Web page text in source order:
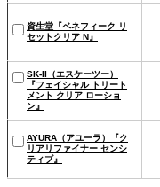
資生堂『ベネフィーク リ
セットクリア N』
SK-II（エスケーツー）
『フェイシャル トリート
メント クリア ローショ
ン』
AYURA（アユーラ）『ク
リアリファイナー センシ
ティブ』